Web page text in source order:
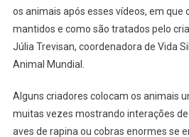
os animais após esses vídeos, em que
mantidos e como são tratados pelo
Júlia Trevisan, coordenadora de Vida
Animal Mundial.
Alguns criadores colocam os animais
muitas vezes mostrando interações de
aves de rapina ou cobras enormes se